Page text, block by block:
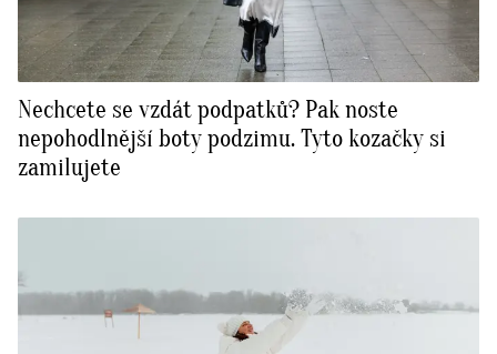
Nechcete se vzdát podpatků? Pak noste
nepohodlnější boty podzimu. Tyto kozačky si
zamilujete